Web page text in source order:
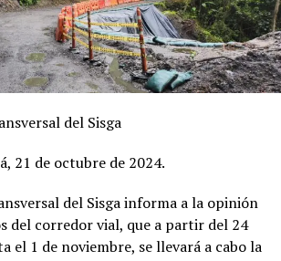
adquirir maquinaria verde para
y eficiencia del campo en
histórico para nuestra tierra: la
propiedad rural a campesinas y
por parte de la Agencia
y de nuestra querida ministra de
porque el Gobierno nacional les ha
les brindan muchas garantías.
de Boyacá, entre tanto, les
del Sisga
21 de octubre de 2024.
del Sisga informa a la opinión
del corredor vial, que a partir del 24
el 1 de noviembre, se llevará a cabo la